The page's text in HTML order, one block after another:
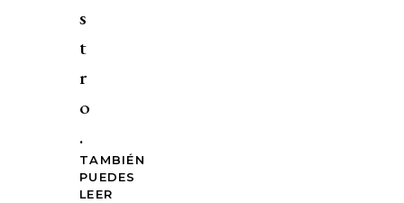
s
t
r
o
.
TAMBIÉN
PUEDES
LEER